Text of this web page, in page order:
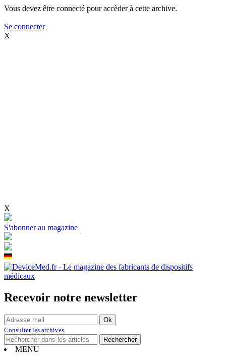
Vous devez être connecté pour accèder à cette archive.
Se connecter
X
X
S'abonner au magazine
Recevoir notre newsletter
Consulter les archives
MENU